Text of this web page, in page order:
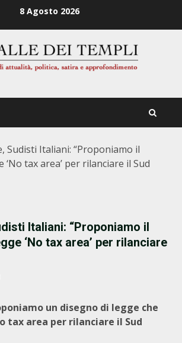
8 Agosto 2026
Sudisti Italiani: “Proponiamo il
‘No tax area’ per rilanciare il Sud
Italiani: “Proponiamo il
‘No tax area’ per rilanciare
un disegno di legge che
tax area per rilanciare il Sud